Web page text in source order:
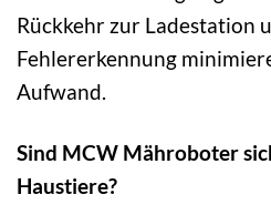
Rückkehr zur Ladestation
Fehlererkennung
Aufwand.
Sind MCW Mähroboter
Haustiere?